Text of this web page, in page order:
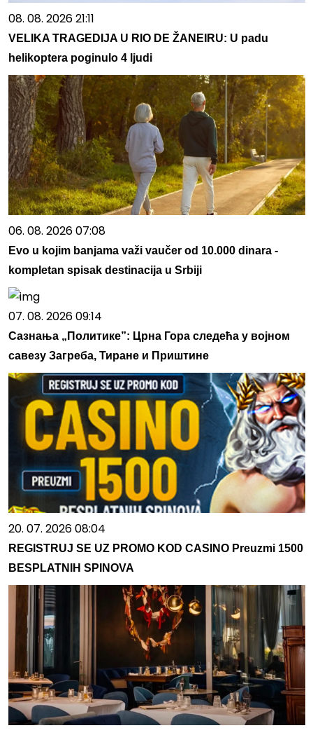
08. 08. 2026 21:11
VELIKA TRAGEDIJA U RIO DE ŽANEIRU: U padu
helikoptera poginulo 4 ljudi
06. 08. 2026 07:08
Evo u kojim banjama važi vaučer od 10.000 dinara -
kompletan spisak destinacija u Srbiji
07. 08. 2026 09:14
Сазнања „Политике”: Црна Гора следећа у војном
савезу Загреба, Тиране и Приштине
20. 07. 2026 08:04
REGISTRUJ SE UZ PROMO KOD CASINO Preuzmi 1500
BESPLATNIH SPINOVA